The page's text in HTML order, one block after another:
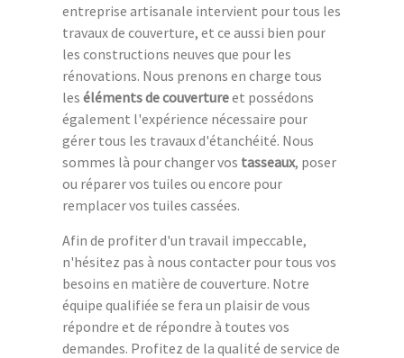
entreprise artisanale intervient pour tous les
travaux de couverture, et ce aussi bien pour
les constructions neuves que pour les
rénovations. Nous prenons en charge tous
les éléments de couvertureet possédons
également l'expérience nécessaire pour
gérer tous les travaux d'étanchéité. Nous
sommes là pour changer vos tasseaux, poser
ou réparer vos tuiles ou encore pour
remplacer vos tuiles cassées.
Afin de profiter d'un travail impeccable,
n'hésitez pas à nous contacter pour tous vos
besoins en matière de couverture. Notre
équipe qualifiée se fera un plaisir de vous
répondre et de répondre à toutes vos
demandes. Profitez de la qualité de service de